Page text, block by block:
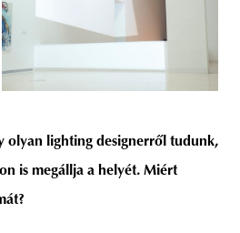
olyan lighting designerről tudunk,
is megállja a helyét. Miért